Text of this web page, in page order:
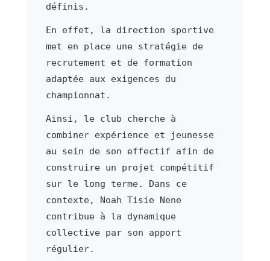
définis.
En effet, la direction sportive
met en place une stratégie de
recrutement et de formation
adaptée aux exigences du
championnat.
Ainsi, le club cherche à
combiner expérience et jeunesse
au sein de son effectif afin de
construire un projet compétitif
sur le long terme. Dans ce
contexte, Noah Tisie Nene
contribue à la dynamique
collective par son apport
régulier.